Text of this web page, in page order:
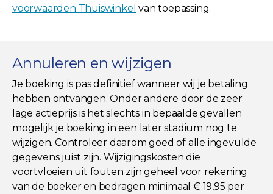
voorwaarden Thuiswinkel van toepassing.
Annuleren en wijzigen
Je boeking is pas definitief wanneer wij je betaling
hebben ontvangen. Onder andere door de zeer
lage actieprijs is het slechts in bepaalde gevallen
mogelijk je boeking in een later stadium nog te
wijzigen. Controleer daarom goed of alle ingevulde
gegevens juist zijn. Wijzigingskosten die
voortvloeien uit fouten zijn geheel voor rekening
van de boeker en bedragen minimaal € 19,95 per